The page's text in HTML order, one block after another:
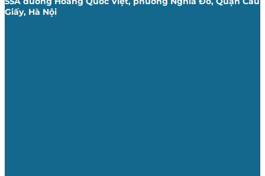
Giấy, Hà Nội